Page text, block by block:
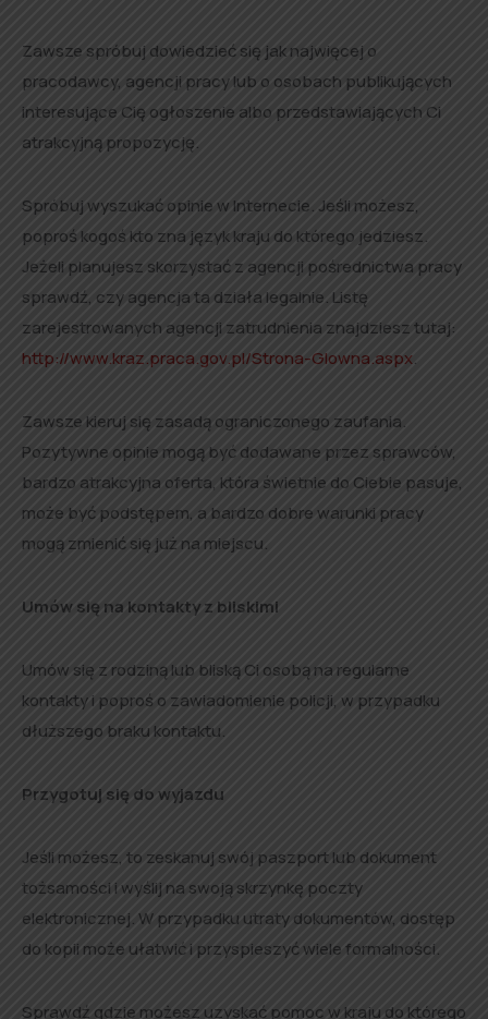
Zawsze spróbuj dowiedzieć się jak najwięcej o
pracodawcy, agencji pracy lub o osobach publikujących
interesujące Cię ogłoszenie albo przedstawiających Ci
atrakcyjną propozycję.
Spróbuj wyszukać opinie w Internecie. Jeśli możesz,
poproś kogoś kto zna język kraju do którego jedziesz.
Jeżeli planujesz skorzystać z agencji pośrednictwa pracy
sprawdź, czy agencja ta działa legalnie. Listę
zarejestrowanych agencji zatrudnienia znajdziesz tutaj:
http://www.kraz.praca.gov.pl/Strona-Glowna.aspx.
Zawsze kieruj się zasadą ograniczonego zaufania.
Pozytywne opinie mogą być dodawane przez sprawców,
bardzo atrakcyjna oferta, która świetnie do Ciebie pasuje,
może być podstępem, a bardzo dobre warunki pracy
mogą zmienić się już na miejscu.
Umów się na kontakty z bliskimi
Umów się z rodziną lub bliską Ci osobą na regularne
kontakty i poproś o zawiadomienie policji, w przypadku
dłuższego braku kontaktu.
Przygotuj się do wyjazdu
Jeśli możesz, to zeskanuj swój paszport lub dokument
tożsamości i wyślij na swoją skrzynkę poczty
elektronicznej. W przypadku utraty dokumentów, dostęp
do kopii może ułatwić i przyspieszyć wiele formalności.
Sprawdź gdzie możesz uzyskać pomoc w kraju do którego